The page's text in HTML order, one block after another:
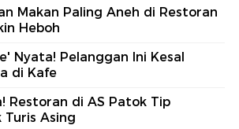
Makan Paling Aneh di Restoran
Heboh
Nyata! Pelanggan Ini Kesal
di Kafe
Restoran di AS Patok Tip
Asing